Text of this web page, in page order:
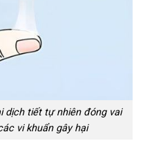
dịch tiết tự nhiên đóng vai
vi khuẩn gây hại